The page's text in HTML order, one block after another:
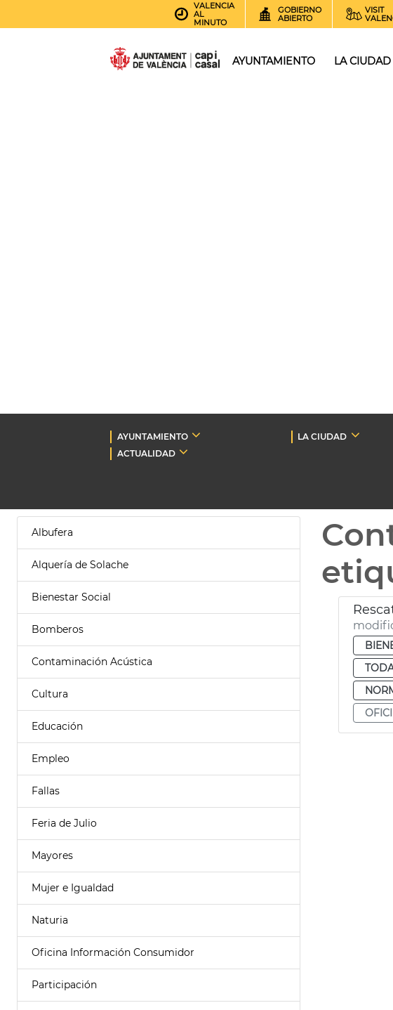
VALENCIA
AL
MINUTO
GOBIERNO
ABIERTO
VISIT
AYUNTAMIENTO LA CIUDAD
AYUNTAMIENTO LA CIUDAD
ACTUALIDAD
Albufera
Alquería de Solache
Bienestar Social
Bomberos
Contaminación Acústica
Cultura
Educación
Empleo
Fallas
Feria de Julio
Mayores
Mujer e Igualdad
Naturia
Oficina Información Consumidor
Participación